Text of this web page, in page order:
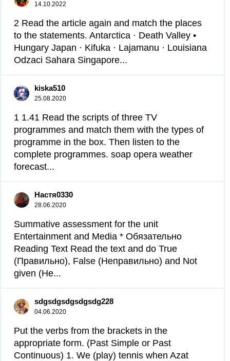
14.10.2022
2 Read the article again and match the places
to the statements. Antarctica · Death Valley •
Hungary Japan · Kifuka · Lajamanu · Louisiana
Odzaci Sahara Singapore...
kiska510
25.08.2020
1 1.41 Read the scripts of three TV
programmes and match them with the types of
programme in the box. Then listen to the
complete programmes. soap opera weather
forecast...
Настя0330
28.06.2020
Summative assessment for the unit
Entertainment and Media * Обязательно
Reading Text Read the text and do True
(Правильно), False (Неправильно) and Not
given (Не...
sdgsdgsdgsdgsdg228
04.06.2020
Put the verbs from the brackets in the
appropriate form. (Past Simple or Past
Continuous) 1. We (play) tennis when Azat